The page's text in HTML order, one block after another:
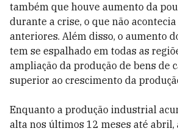
também que houve aumento da
durante a crise, o que não
anteriores. Além disso, o aumento
tem se espalhado em todas as
ampliação da produção de bens de
superior ao crescimento da
Enquanto a produção industrial
alta nos últimos 12 meses até abril,